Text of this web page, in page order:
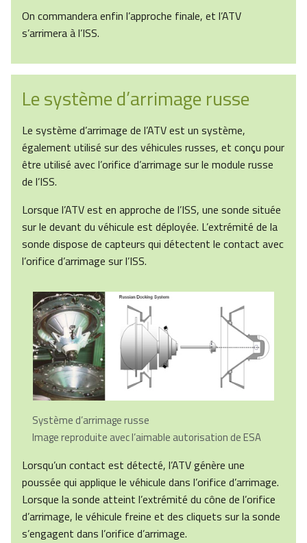
On commandera enfin l’approche finale, et l’ATV
s’arrimera à l’ISS.
Le système d’arrimage russe
Le système d’arrimage de l’ATV est un système,
également utilisé sur des véhicules russes, et conçu pour
être utilisé avec l’orifice d’arrimage sur le module russe
de l’ISS.
Lorsque l’ATV est en approche de l’ISS, une sonde située
sur le devant du véhicule est déployée. L’extrémité de la
sonde dispose de capteurs qui détectent le contact avec
l’orifice d’arrimage sur l’ISS.
Système d’arrimage russe
Image reproduite avec l’aimable autorisation de ESA
Lorsqu’un contact est détecté, l’ATV génère une
poussée qui applique le véhicule dans l’orifice d’arrimage.
Lorsque la sonde atteint l’extrémité du cône de l’orifice
d’arrimage, le véhicule freine et des cliquets sur la sonde
s’engagent dans l’orifice d’arrimage.